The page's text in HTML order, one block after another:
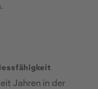
Jahren in der